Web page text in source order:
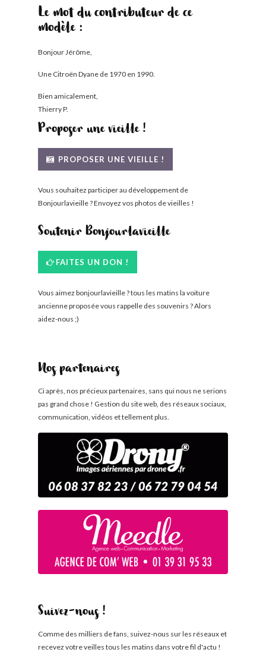
Le mot du contributeur de ce
modèle :
Bonjour Jérôme,
Une Citroën Dyane de 1970 en 1990.
Bien amicalement,
Thierry P.
Proposer une vieille !
PROPOSER UNE VIEILLE !
Vous souhaitez participer au développement de
Bonjourlavieille ? Envoyez vos photos de vieilles !
Soutenir Bonjourlavieille
FAITES UN DON !
Vous aimez bonjourlavieille ? tous les matins la voiture
ancienne proposée vous rappelle des souvenirs ? Alors
aidez-nous ;)
Nos partenaires
Ci après, nos précieux partenaires, sans qui nous ne serions
pas grand chose ! Gestion du site web, des réseaux sociaux,
communication, vidéos et tellement plus.
Suivez-nous !
Comme des milliers de fans, suivez-nous sur les réseaux et
recevez votre veilles tous les matins dans votre fil d'actu !